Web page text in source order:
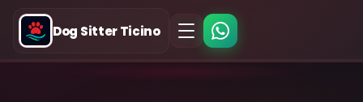
Dog Sitter Ticino